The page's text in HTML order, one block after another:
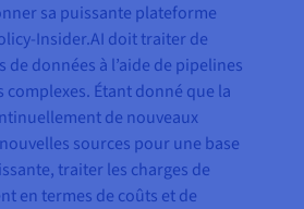
sa puissante plateforme
Insider.AI doit traiter de
données à l’aide de pipelines
Étant donné que la
de nouveaux
sources pour une base
traiter les charges de
en termes de coûts et de